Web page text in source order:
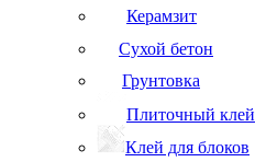
Керамзит
Сухой бетон
Грунтовка
Плиточный клей
Клей для блоков